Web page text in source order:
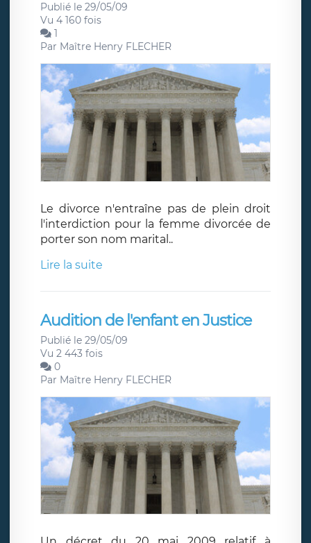
Publié le 29/05/09
Vu 4 160 fois
1
Par Maître Henry FLECHER
Le divorce n'entraîne pas de plein droit
l'interdiction pour la femme divorcée de
porter son nom marital..
Lire la suite
Audition de l'enfant en Justice
Publié le 29/05/09
Vu 2 443 fois
0
Par Maître Henry FLECHER